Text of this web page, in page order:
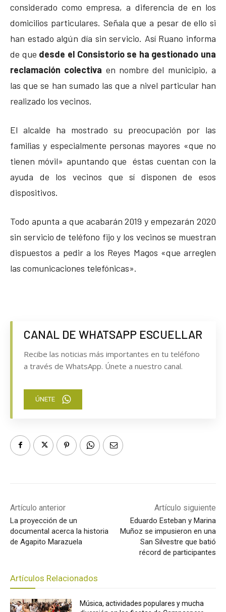
considerado como empresa, a diferencia de en los
domicilios particulares. Señala que a pesar de ello si
han estado algún día sin servicio. Así Ruano informa
de que desde el Consistorio se ha gestionado una
reclamación colectiva en nombre del municipio, a
las que se han sumado las que a nivel particular han
realizado los vecinos.
El alcalde ha mostrado su preocupación por las
familias y especialmente personas mayores «que no
tienen móvil» apuntando que éstas cuentan con la
ayuda de los vecinos que sí disponen de esos
dispositivos.
Todo apunta a que acabarán 2019 y empezarán 2020
sin servicio de teléfono fijo y los vecinos se muestran
dispuestos a pedir a los Reyes Magos «que arreglen
las comunicaciones telefónicas».
CANAL DE WHATSAPP ESCUELLAR
Recibe las noticias más importantes en tu teléfono
a través de WhatsApp. Únete a nuestro canal.
ÚNETE
Artículo anterior
La proyección de un
documental acerca la historia
de Agapito Marazuela
Artículo siguiente
Eduardo Esteban y Marina
Muñoz se impusieron en una
San Silvestre que batió
récord de participantes
Artículos Relacionados
Música, actividades populares y mucha